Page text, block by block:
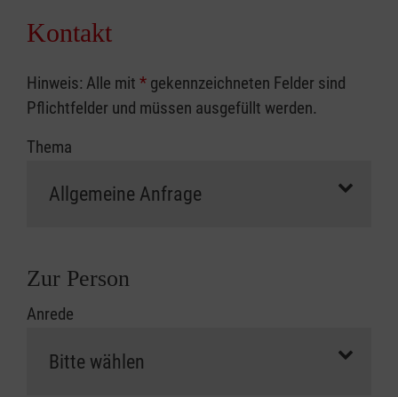
Kontakt
Hinweis: Alle mit * gekennzeichneten Felder sind
Pflichtfelder und müssen ausgefüllt werden.
Thema
Zur Person
Anrede